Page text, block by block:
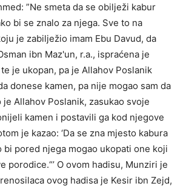
”Ne smeta da se obilježi kabur
bi se znalo za njega. Sve to na
je zabilježio imam Ebu Davud, da
ibn Maz'un, r.a., ispraćena je
je ukopan, pa je Allahov Poslanik
donese kamen, pa nije mogao sam da
je Allahov Poslanik, zasukao svoje
kamen i postavili ga kod njegove
je kazao: ‘Da se zna mjesto kabura
bi pored njega mogao ukopati one koji
porodice.“’ O ovom hadisu, Munziri je
ovog hadisa je Kesir ibn Zejd,